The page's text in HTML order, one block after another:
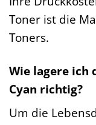
Toner ist die
Toners.
Wie lagere ich
Cyan richtig?
Um die